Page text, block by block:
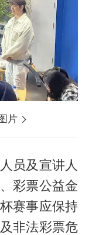
片
员及宣讲人
彩票公益金
赛事应保持
非法彩票危